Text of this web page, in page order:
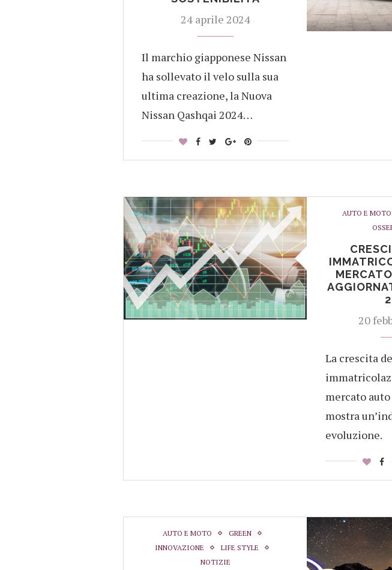
24 aprile 2024
Il marchio giapponese Nissan
ha sollevato il velo sulla sua
ultima creazione, la Nuova
Nissan Qashqai 2024…
AUTO E MOTO
20
La crescita
mercato
mostra
evoluzione.
AUTO E MOTO
GREEN
INNOVAZIONE
LIFE STYLE
NOTIZIE